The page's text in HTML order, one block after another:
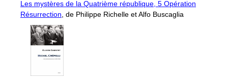
Les mystères de la Quatrième république, 5 Opération
Résurrection , de Philippe Richelle et Alfo Buscaglia